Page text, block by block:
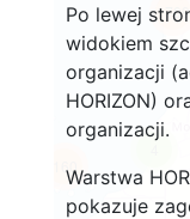
Po lewej
widokiem
organizacji
HORIZON)
organizacji.
Warstwa
pokazuje
160
1709